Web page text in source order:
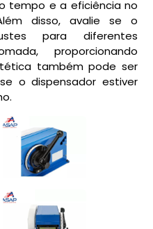
tempo e a eficiência no
disso, avalie se o
para diferentes
proporcionando
também pode ser
o dispensador estiver